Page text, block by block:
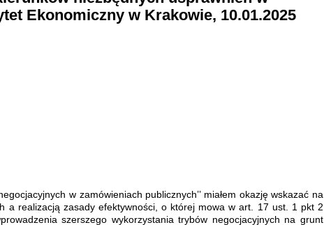
Ekonomiczny w Krakowie, 10.01.2025
w zamówieniach publicznych’’ miałem okazję wskazać na
a realizacją zasady efektywności, o której mowa w art. 17 ust. 1 pkt 2
szerszego wykorzystania trybów negocjacyjnych na grunt